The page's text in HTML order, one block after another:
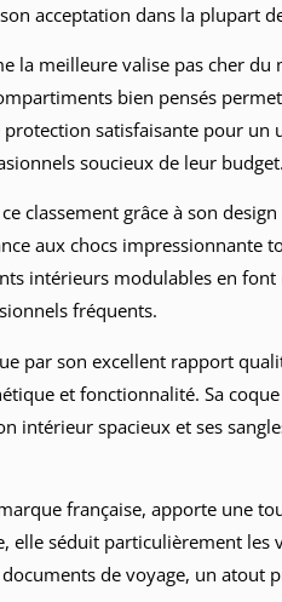
acceptation dans la plupart
la meilleure valise pas cher
bien pensés
satisfaisante pour un
soucieux de leur budget.
classement grâce à son
aux chocs impressionnante
intérieurs modulables en
fréquents.
par son excellent rapport
et fonctionnalité. Sa
intérieur spacieux et ses
française, apporte une
elle séduit particulièrement les
de voyage, un atout